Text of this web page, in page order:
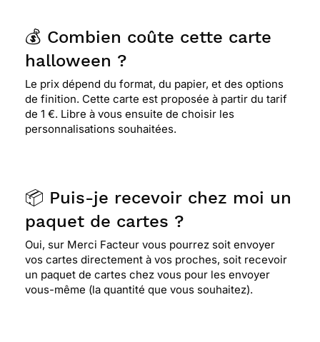
💰 Combien coûte cette carte
halloween ?
Le prix dépend du format, du papier, et des options
de finition. Cette carte est proposée à partir du tarif
de 1 €. Libre à vous ensuite de choisir les
personnalisations souhaitées.
📦 Puis-je recevoir chez moi un
paquet de cartes ?
Oui, sur Merci Facteur vous pourrez soit envoyer
vos cartes directement à vos proches, soit recevoir
un paquet de cartes chez vous pour les envoyer
vous-même (la quantité que vous souhaitez).